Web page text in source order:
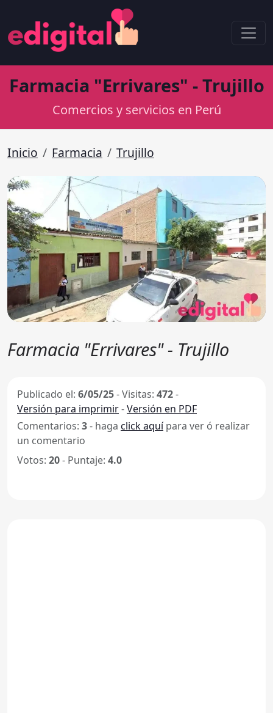
Farmacia "Errivares" - Trujillo
Comercios y servicios en Perú
Inicio Farmacia Trujillo
Farmacia "Errivares" - Trujillo
Publicado el: 6/05/25-Visitas: 472-
Versión para imprimir-Versión en PDF
Comentarios: 3- haga click aquípara ver ó realizar
un comentario
Votos: 20- Puntaje: 4.0